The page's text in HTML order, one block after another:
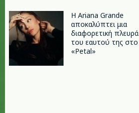
Η Ariana Grande
αποκαλύπτει μια
διαφορετική πλευρά
του εαυτού της στο
«Petal»